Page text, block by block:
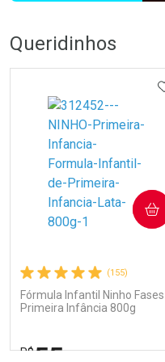
Queridinhos
(155)
Fórmula Infantil Ninho Fases
Primeira Infância 800g
R$
COMPRAR